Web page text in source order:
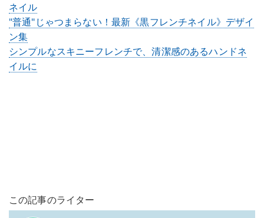
ネイル
"普通"じゃつまらない！最新《黒フレンチネイル》デザイ
ン集
シンプルなスキニーフレンチで、清潔感のあるハンドネ
イルに
この記事のライター